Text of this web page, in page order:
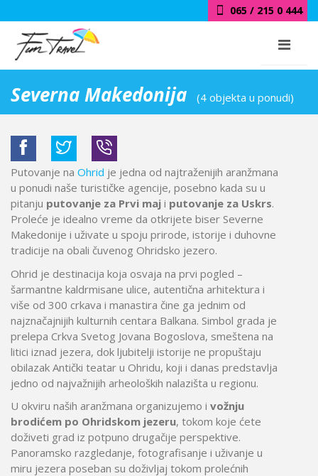
065 / 215 0 444
Severna Makedonija (4 objekta u ponudi)
Putovanje na Ohrid je jedna od najtraženijih aranžmana
u ponudi naše turističke agencije, posebno kada su u
pitanju putovanje za Prvi maj i putovanje za Uskrs.
Proleće je idealno vreme da otkrijete biser Severne
Makedonije i uživate u spoju prirode, istorije i duhovne
tradicije na obali čuvenog Ohridsko jezero.
Ohrid je destinacija koja osvaja na prvi pogled –
šarmantne kaldrmisane ulice, autentična arhitektura i
više od 300 crkava i manastira čine ga jednim od
najznačajnijih kulturnih centara Balkana. Simbol grada je
prelepa Crkva Svetog Jovana Bogoslova, smeštena na
litici iznad jezera, dok ljubitelji istorije ne propuštaju
obilazak Antički teatar u Ohridu, koji i danas predstavlja
jedno od najvažnijih arheoloških nalazišta u regionu.
U okviru naših aranžmana organizujemo i vožnju
brodićem po Ohridskom jezeru, tokom koje ćete
doživeti grad iz potpuno drugačije perspektive.
Panoramsko razgledanje, fotografisanje i uživanje u
miru jezera poseban su doživljaj tokom prolećnih